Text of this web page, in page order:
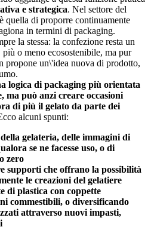
e strategica. Nel settore del
quella di proporre continuamente
in termini di packaging.
la stessa: la confezione resta un
o meno ecosostenibile, ma pur
propone un\'idea nuova di prodotto,
logica di packaging più orientata
ma può anzi creare occasioni
di più il gelato da parte dei
alcuni spunti:
gelateria, delle immagini di
se ne facesse uso, o di
zero
supporti che offrano la possibilità
le creazioni del gelatiere
di plastica con coppette
commestibili, o diversificando
attraverso nuovi impasti,